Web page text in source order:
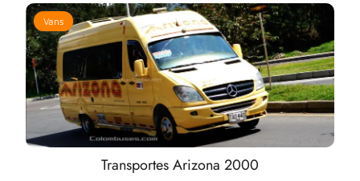
Vans
Transportes Arizona 2000